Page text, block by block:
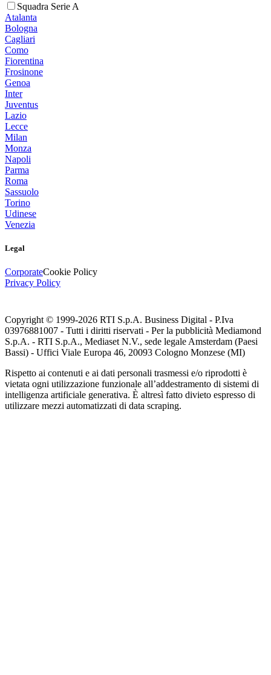
Squadra Serie A
Atalanta
Bologna
Cagliari
Como
Fiorentina
Frosinone
Genoa
Inter
Juventus
Lazio
Lecce
Milan
Monza
Napoli
Parma
Roma
Sassuolo
Torino
Udinese
Venezia
Legal
CorporateCookie Policy
Privacy Policy
Copyright © 1999-2026 RTI S.p.A. Business Digital - P.Iva
03976881007 - Tutti i diritti riservati - Per la pubblicità Mediamond
S.p.A. - RTI S.p.A., Mediaset N.V., sede legale Amsterdam (Paesi
Bassi) - Uffici Viale Europa 46, 20093 Cologno Monzese (MI)
Rispetto ai contenuti e ai dati personali trasmessi e/o riprodotti è
vietata ogni utilizzazione funzionale all’addestramento di sistemi di
intelligenza artificiale generativa. È altresì fatto divieto espresso di
utilizzare mezzi automatizzati di data scraping.